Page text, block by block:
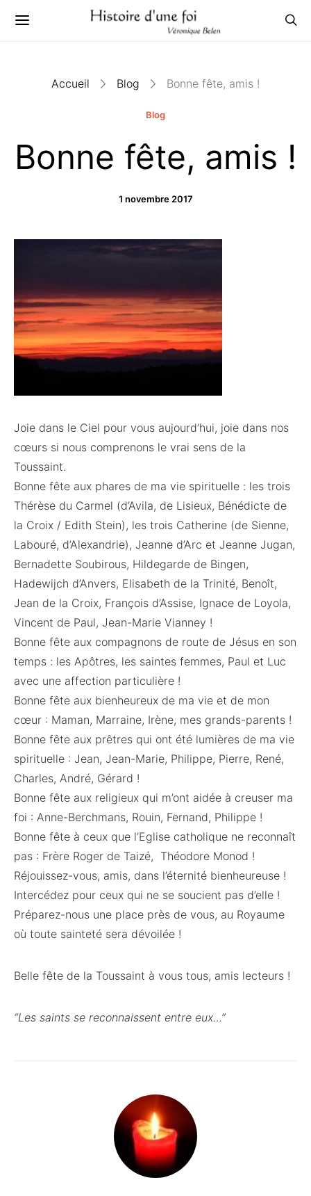
Accueil Blog Bonne fête, amis !
Blog
Bonne fête, amis !
1 novembre 2017
Joie dans le Ciel pour vous aujourd’hui, joie dans nos
cœurs si nous comprenons le vrai sens de la
Toussaint.
Bonne fête aux phares de ma vie spirituelle : les trois
Thérèse du Carmel (d’Avila, de Lisieux, Bénédicte de
la Croix / Edith Stein), les trois Catherine (de Sienne,
Labouré, d’Alexandrie), Jeanne d’Arc et Jeanne Jugan,
Bernadette Soubirous, Hildegarde de Bingen,
Hadewijch d’Anvers, Elisabeth de la Trinité, Benoît,
Jean de la Croix, François d’Assise, Ignace de Loyola,
Vincent de Paul, Jean-Marie Vianney !
Bonne fête aux compagnons de route de Jésus en son
temps : les Apôtres, les saintes femmes, Paul et Luc
avec une affection particulière !
Bonne fête aux bienheureux de ma vie et de mon
cœur : Maman, Marraine, Irène, mes grands-parents !
Bonne fête aux prêtres qui ont été lumières de ma vie
spirituelle : Jean, Jean-Marie, Philippe, Pierre, René,
Charles, André, Gérard !
Bonne fête aux religieux qui m’ont aidée à creuser ma
foi : Anne-Berchmans, Rouin, Fernand, Philippe !
Bonne fête à ceux que l’Eglise catholique ne reconnaît
pas : Frère Roger de Taizé, Théodore Monod !
Réjouissez-vous, amis, dans l’éternité bienheureuse !
Intercédez pour ceux qui ne se soucient pas d’elle !
Préparez-nous une place près de vous, au Royaume
où toute sainteté sera dévoilée !
Belle fête de la Toussaint à vous tous, amis lecteurs !
“Les saints se reconnaissent entre eux…”